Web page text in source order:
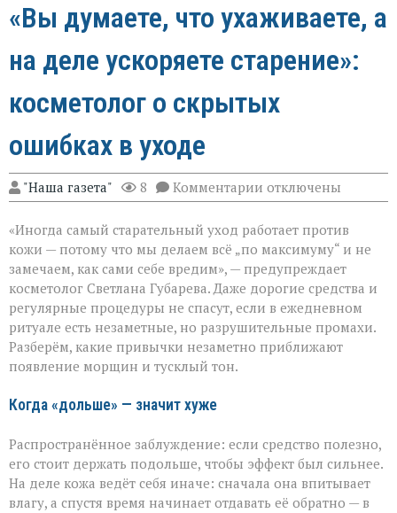
«Вы думаете, что ухаживаете, а
на деле ускоряете старение»:
косметолог о скрытых
ошибках в уходе
"Наша газета" 8 Комментарии к
записи
думаете,
что
ухаживаете,
а
на
деле
ускоряете
старение»:
косметолог
отключены
«Иногда самый старательный уход работает против
кожи — потому что мы делаем всё „по максимуму“ и не
замечаем, как сами себе вредим», — предупреждает
косметолог Светлана Губарева. Даже дорогие средства и
регулярные процедуры не спасут, если в ежедневном
ритуале есть незаметные, но разрушительные промахи.
Разберём, какие привычки незаметно приближают
появление морщин и тусклый тон.
Когда «дольше» — значит хуже
Распространённое заблуждение: если средство полезно,
его стоит держать подольше, чтобы эффект был сильнее.
На деле кожа ведёт себя иначе: сначала она впитывает
влагу, а спустя время начинает отдавать её обратно — в